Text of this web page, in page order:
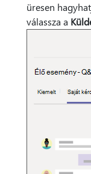
üresen
válassza a